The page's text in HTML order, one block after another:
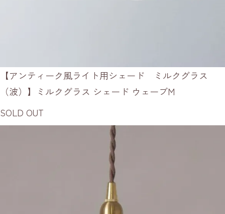
【アンティーク風ライト用シェード ミルクグラス
（波）】ミルクグラス シェード ウェーブM
SOLD OUT